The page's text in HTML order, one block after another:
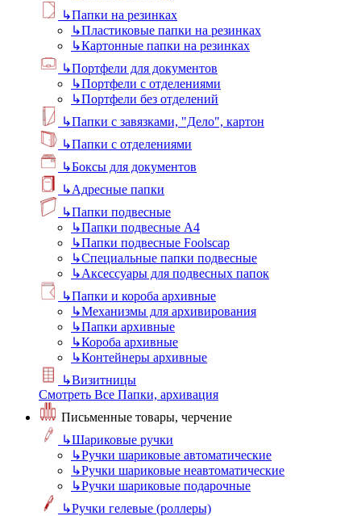
↳Папки на резинках
↳Пластиковые папки на резинках
↳Картонные папки на резинках
↳Портфели для документов
↳Портфели с отделениями
↳Портфели без отделений
↳Папки с завязками, "Дело", картон
↳Папки с отделениями
↳Боксы для документов
↳Адресные папки
↳Папки подвесные
↳Папки подвесные А4
↳Папки подвесные Foolscap
↳Специальные папки подвесные
↳Аксессуары для подвесных папок
↳Папки и короба архивные
↳Механизмы для архивирования
↳Папки архивные
↳Короба архивные
↳Контейнеры архивные
↳Визитницы
Смотреть Все Папки, архивация
Письменные товары, черчение
↳Шариковые ручки
↳Ручки шариковые автоматические
↳Ручки шариковые неавтоматические
↳Ручки шариковые подарочные
↳Ручки гелевые (роллеры)